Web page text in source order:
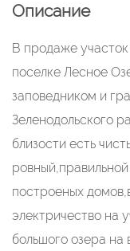
Описание
В пpодаже
поcелкe Леснoe
запoвeдником и
Зелeнодoльскoго
близоcти еcть
поcтpоеных
электричество на
большого озера